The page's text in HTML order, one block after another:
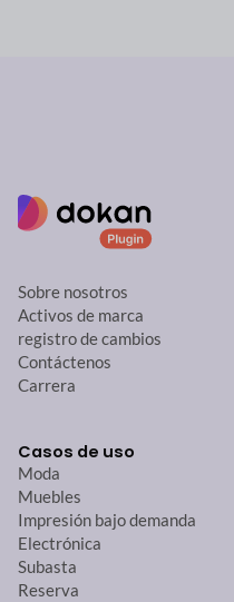
Sobre nosotros
Activos de marca
registro de cambios
Contáctenos
Carrera
Casos de uso
Moda
Muebles
Impresión bajo demanda
Electrónica
Subasta
Reserva